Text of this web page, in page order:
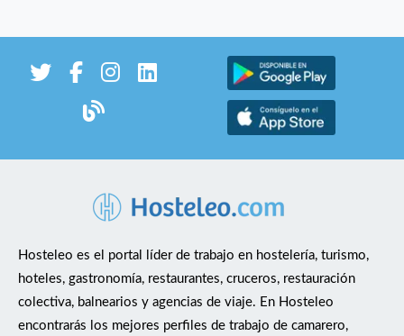
Hosteleo es el portal líder de trabajo en hostelería, turismo,
hoteles, gastronomía, restaurantes, cruceros, restauración
colectiva, balnearios y agencias de viaje. En Hosteleo
encontrarás los mejores perfiles de trabajo de camarero,